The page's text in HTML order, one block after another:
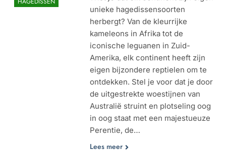
unieke hagedissensoorten
herbergt? Van de kleurrijke
kameleons in Afrika tot de
iconische leguanen in Zuid-
Amerika, elk continent heeft zijn
eigen bijzondere reptielen om te
ontdekken. Stel je voor dat je door
de uitgestrekte woestijnen van
Australië struint en plotseling oog
in oog staat met een majestueuze
Perentie, de…
Lees meer